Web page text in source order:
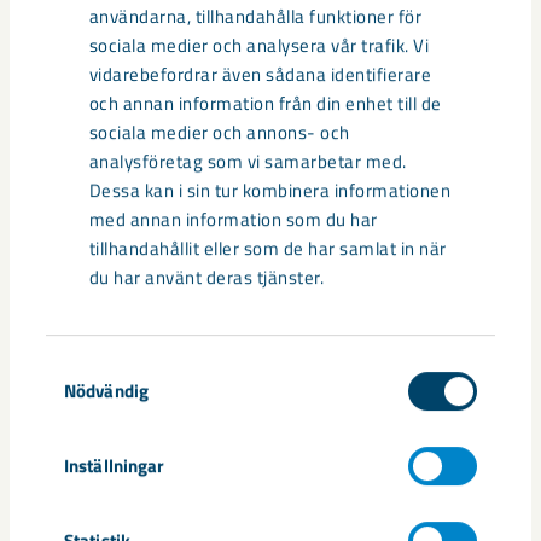
användarna, tillhandahålla funktioner för
sociala medier och analysera vår trafik. Vi
vidarebefordrar även sådana identifierare
och annan information från din enhet till de
sociala medier och annons- och
analysföretag som vi samarbetar med.
Dessa kan i sin tur kombinera informationen
med annan information som du har
tillhandahållit eller som de har samlat in när
du har använt deras tjänster.
Nödvändig
Inställningar
Strukturell/allvarlig påverkan på
byggnadskonstruktion (t.ex. stora sprickor eller
sättningar i husgrund)
Beskriv mer utförligt på vilket sätt skadan/skadorna
påverkar byggnaden
Bedömer ni att skadan/skadorna innebär någon
säkerhetsrisk?
Risk om åtgärd dröjer
Omedelbar risk för person eller